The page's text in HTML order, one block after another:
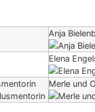
Anja
Elena
Merle und